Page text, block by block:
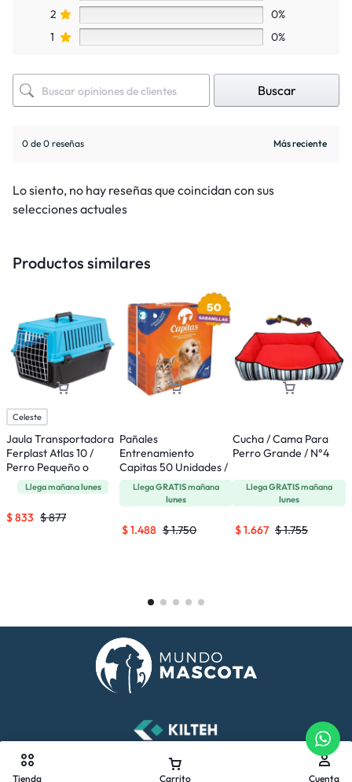
2
0%
1
0%
Buscar
0 de 0 reseñas
Lo siento, no hay reseñas que coincidan con sus
selecciones actuales
Productos similares
Celeste
Jaula Transportadora
Ferplast Atlas 10 /
Perro Pequeño o
GatosLlega mañanalunes
$877
$833
Pañales
Entrenamiento
Capitas 50 Unidades /
65 x 77 Cms
LlegaGRATISmañana
lunes
$1.750
$1.488
Cucha / Cama Para
Perro Grande / N°4
LlegaGRATISmañana
lunes
$1.755
$1.667
Tienda Carrito Cuenta